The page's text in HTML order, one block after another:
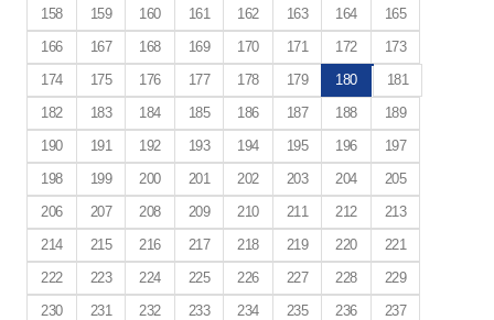
158
159 160 161 162 163 164
165
166
167 168 169 170 171 172
173
174
175 176 177 178 179 180
181
182
183 184 185 186 187 188
189
190
191 192 193 194 195 196
197
198
199 200 201 202 203 204
205
206
207 208 209 210 211 212
213
214
215 216 217 218 219 220
221
222
223 224 225 226 227 228
229
230
231 232 233 234 235 236
237